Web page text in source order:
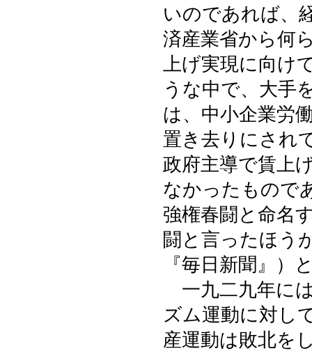
いのであれば、
済産業省から何
上げ実現に向け
うな中で、大手
は、中小企業労
置き去りにされ
政府主導で賃上
なかったもので
強権春闘と命名
闘と言ったほう
『毎日新聞』）
一九二九年に
ズム運動に対し
産運動は敗北を